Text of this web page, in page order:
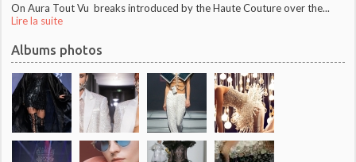
On Aura Tout Vu breaks introduced by the Haute Couture over the...
Lire la suite
Albums photos